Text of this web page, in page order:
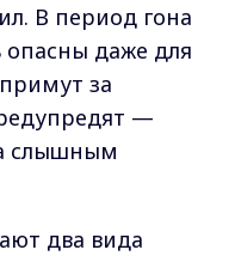
В период гона
опасны даже для
за
—
слышным
два вида